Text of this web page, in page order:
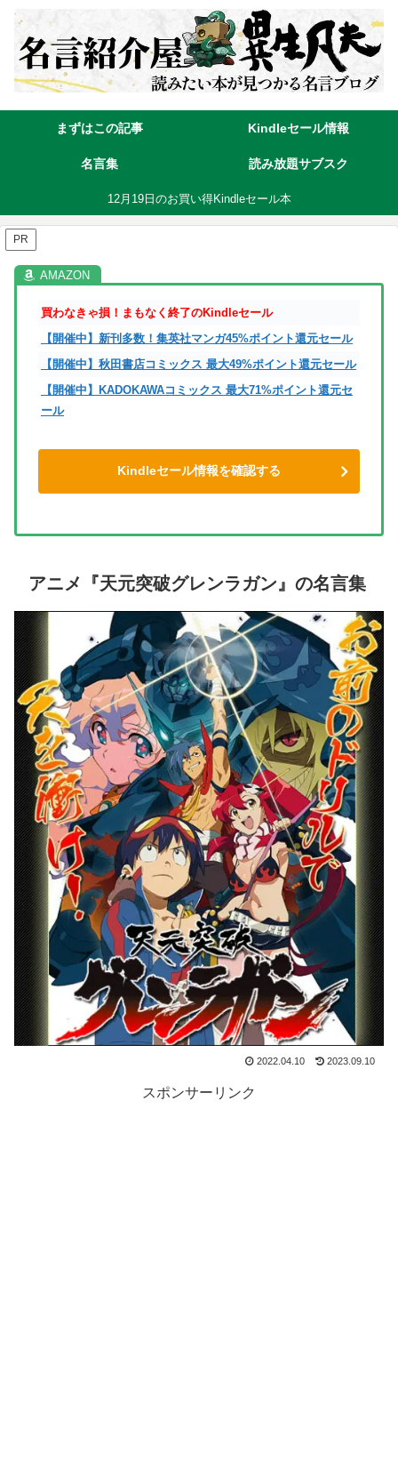
まずはこの記事 Kindleセール情報
名言集 読み放題サブスク
12月19日のお買い得Kindleセール本
PR
買わなきゃ損！まもなく終了のKindleセール
【開催中】新刊多数！集英社マンガ45%ポイント還元セール
【開催中】秋田書店コミックス 最大49%ポイント還元セール
【開催中】KADOKAWAコミックス 最大71%ポイント還元セ
ール
Kindleセール情報を確認する
アニメ『天元突破グレンラガン』の名言集
2022.04.10 2023.09.10
スポンサーリンク